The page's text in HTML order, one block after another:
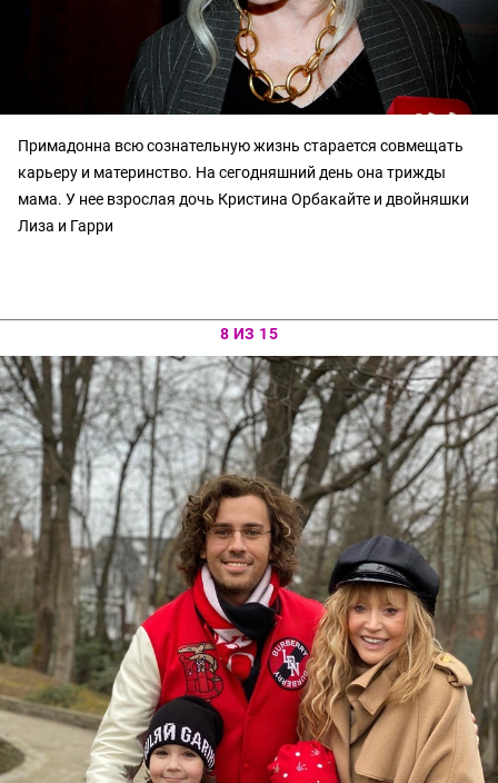
Примадонна всю сознательную жизнь старается совмещать
карьеру и материнство. На сегодняшний день она трижды
мама. У нее взрослая дочь Кристина Орбакайте и двойняшки
Лиза и Гарри
8 ИЗ 15